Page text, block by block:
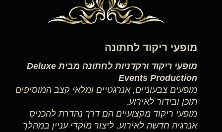
מופעי ריקוד לחתונה
מופעי ריקוד ורקדניות לחתונה מבית Deluxe
Events Production
מופעים צבעוניים, אנרגטיים ומלאי קצב המוסיפים
תוכן ובידור לאירוע.
מופעי ריקוד מקצועיים הם דרך נהדרת להכניס
אנרגיה חדשה לאירוע, ליצור מוקדי עניין במהלך